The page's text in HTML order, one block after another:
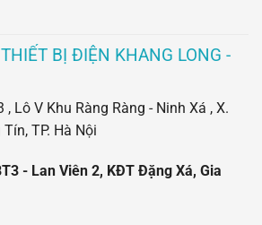
BỊ ĐIỆN KHANG LONG -
, Lô V Khu Ràng Ràng - Ninh Xá , X.
TP. Hà Nội
- Lan Viên 2, KĐT Đặng Xá, Gia